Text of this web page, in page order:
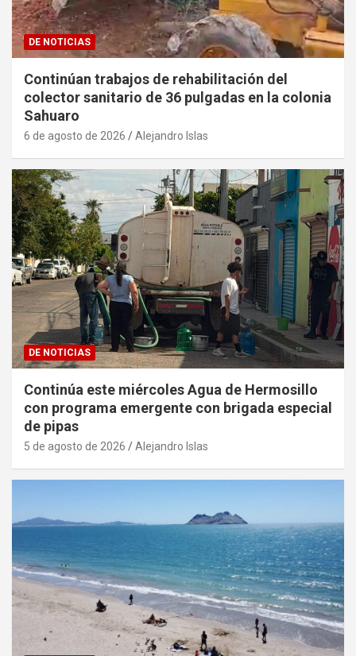
DE NOTICIAS
Continúan trabajos de rehabilitación del
colector sanitario de 36 pulgadas en la colonia
Sahuaro
6 de agosto de 2026 Alejandro Islas
DE NOTICIAS
Continúa este miércoles Agua de Hermosillo
con programa emergente con brigada especial
de pipas
5 de agosto de 2026 Alejandro Islas